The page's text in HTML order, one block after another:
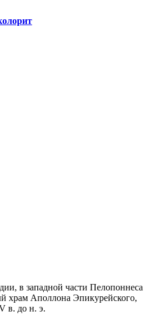
в западной части Пелопоннеса
храм Аполлона Эпикурейского,
в. до н. э.